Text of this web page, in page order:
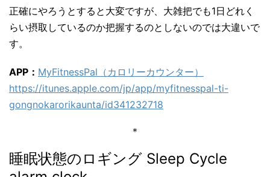
正確にやろうとすると大変ですが、大雑把でも1日どれく
らい摂取しているのか把握するのとしないのでは大違いで
す。
APP： MyFitnessPal（カロリーカウンター）
https://itunes.apple.com/jp/app/myfitnesspal-ti-
gongnokarorikaunta/id341232718
＊
睡眠状態のロギング Sleep Cycle